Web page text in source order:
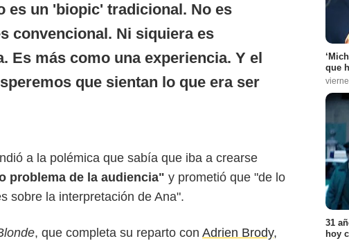
es un 'biopic' tradicional. No es
convencional. Ni siquiera es
Es más como una experiencia. Y el
que sientan lo que era ser
a la polémica que sabía que iba a crearse
problema de la audiencia" y prometió que "de lo
sobre la interpretación de Ana".
, que completa su reparto con Adrien Brody,
que
31
hoy